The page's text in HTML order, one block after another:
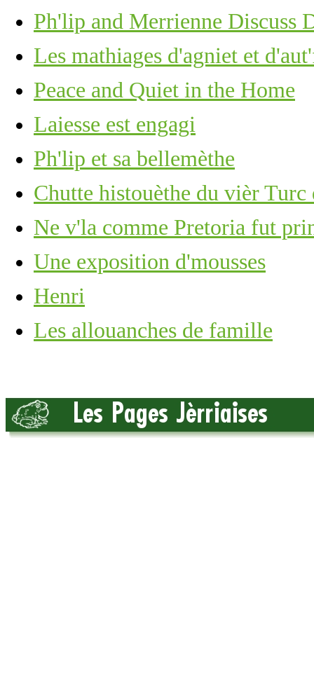
Ph'lip and Merrienne Discuss
Les mathiages d'agniet et
Peace and Quiet in the Home
Laiesse est engagi
Ph'lip et sa bellemèthe
Chutte histouèthe du vièr
Ne v'la comme Pretoria fut
Une exposition d'mousses
Henri
Les allouanches de famille